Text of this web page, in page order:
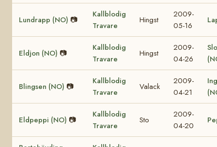
Lundrapp (NO) 📷
Kallblodig
Travare
Hingst
2009-
05-16
Eldjon (NO) 📷
Kallblodig
Travare
Hingst
2009-
04-26
Blingsen (NO) 📷
Kallblodig
Travare
Valack
2009-
04-21
Eldpeppi (NO) 📷
Kallblodig
Travare
Sto
2009-
04-20